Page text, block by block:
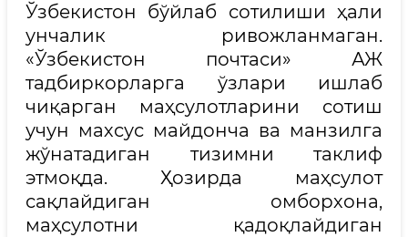
Ўзбекистон бўйлаб сотилиши ҳали
унчалик ривожланмаган.
«Ўзбекистон почтаси» АЖ
тадбиркорларга ўзлари ишлаб
чиқарган маҳсулотларини сотиш
учун махсус майдонча ва манзилга
жўнатадиган тизимни таклиф
этмоқда. Ҳозирда маҳсулот
сақлайдиган омборхона,
маҳсулотни қадоқлайдиган